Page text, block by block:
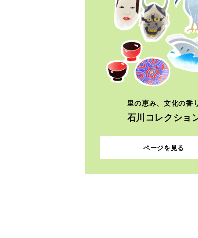
里の恵み、文化の香り
石川コレクショ
ページを見る